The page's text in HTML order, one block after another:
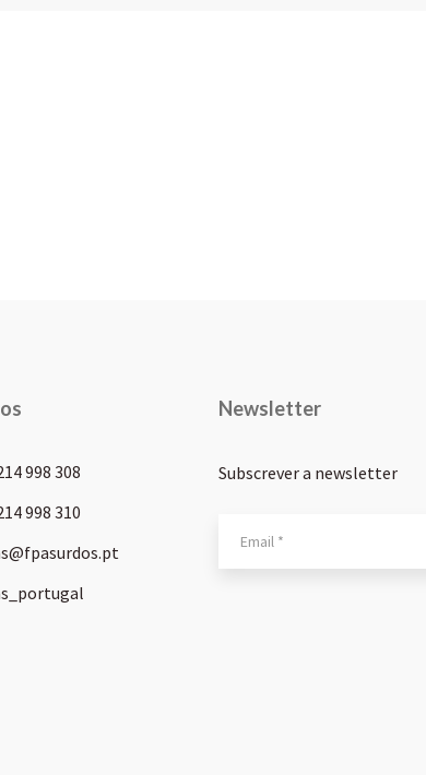
998 308
998 310
Newsletter
Subscrever a newsletter